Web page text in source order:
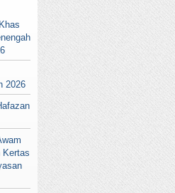
2026
Kertas